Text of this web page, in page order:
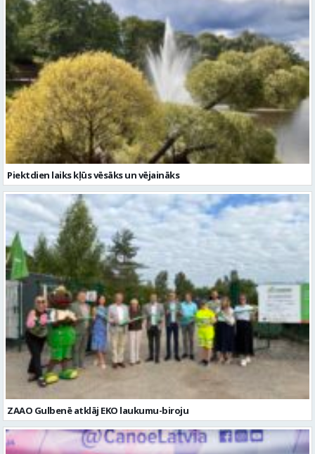
Piektdien laiks kļūs vēsāks un vējaināks
ZAAO Gulbenē atklāj EKO laukumu-biroju